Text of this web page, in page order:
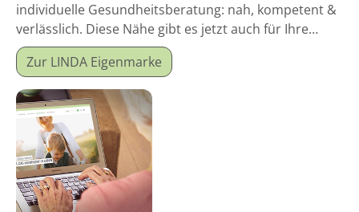
individuelle Gesundheitsberatung: nah, kompetent &
verlässlich. Diese Nähe gibt es jetzt auch für Ihre
Hausapotheke!
Zur LINDA Eigenmarke